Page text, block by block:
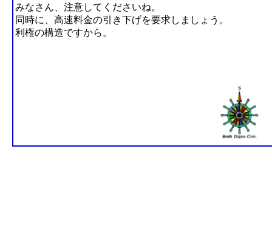
みなさん、注意してくださいね。
同時に、高速料金の引き下げを要求しましょう。
利権の構造ですから。